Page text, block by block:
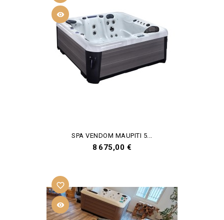

SPA VENDOM MAUPITI 5...
Prix
8 675,00 €

favorite_border